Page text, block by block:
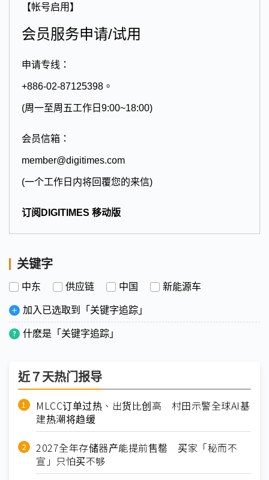
【帐号启用】
会员服务申请/试用
申请专线：
+886-02-87125398。
(周一至周五工作日9:00~18:00)
会员信箱：
member@digitimes.com
(一个工作日内将回覆您的来信)
订阅DIGITIMES 移动版
关键字
中东 供应链 中国 新能源车
加入已选取到「关键字追踪」
什麽是「关键字追踪」
近７天热门报导
MLCC订单过热、出货比创高 村田示警全球AI基
建热潮将趋缓
2027全年存储器产能提前售罄 买家「秘而不
宣」只怕买不够